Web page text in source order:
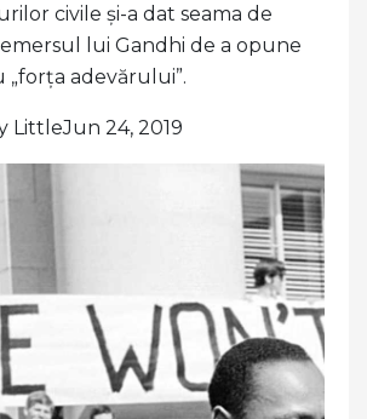
civile și-a dat seama de
lui Gandhi de a opune
„forța adevărului”.
LittleJun 24, 2019